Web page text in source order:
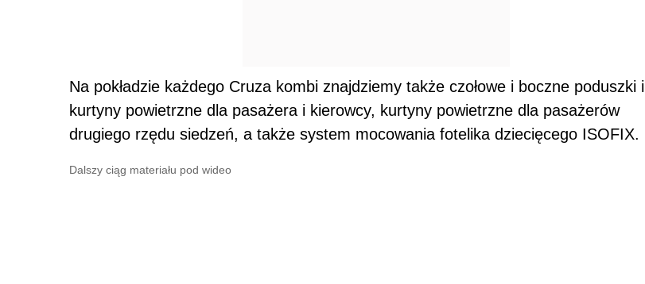
Na pokładzie każdego Cruza kombi znajdziemy także czołowe i boczne poduszki i
kurtyny powietrzne dla pasażera i kierowcy, kurtyny powietrzne dla pasażerów
drugiego rzędu siedzeń, a także system mocowania fotelika dziecięcego ISOFIX.
Dalszy ciąg materiału pod wideo